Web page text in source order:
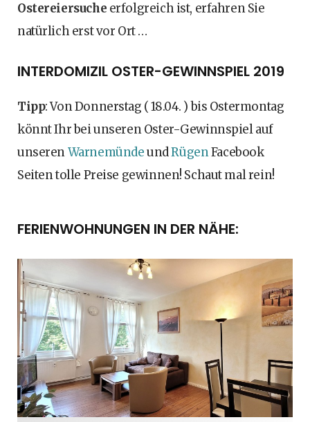
Ostereiersuche erfolgreich ist, erfahren Sie
natürlich erst vor Ort …
INTERDOMIZIL OSTER-GEWINNSPIEL 2019
Tipp: Von Donnerstag ( 18.04. ) bis Ostermontag
könnt Ihr bei unseren Oster-Gewinnspiel auf
unserenWarnemündeundRügenFacebook
Seiten tolle Preise gewinnen! Schaut mal rein!
FERIENWOHNUNGEN IN DER NÄHE: